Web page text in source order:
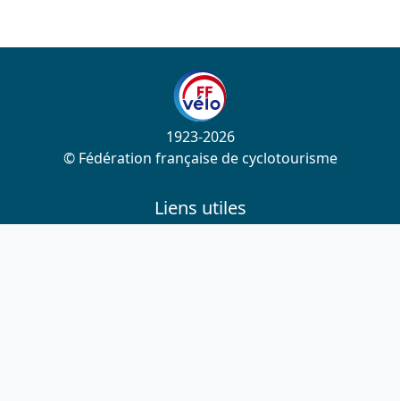
1923-2026
© Fédération française de cyclotourisme
Liens utiles